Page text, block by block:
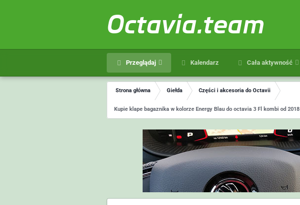
Octavia.team
Przeglądaj Kalendarz Cała aktywność
Strona główna Giełda Części i akcesoria do Octavii
Kupie klape bagaznika w kolorze Energy Blau do octavia 3 Fl kombi od 2018